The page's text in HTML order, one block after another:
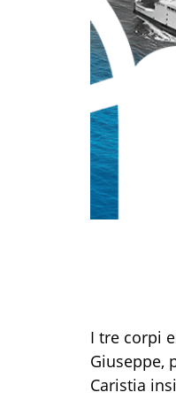
I tre corpi
Giuseppe,
Caristia